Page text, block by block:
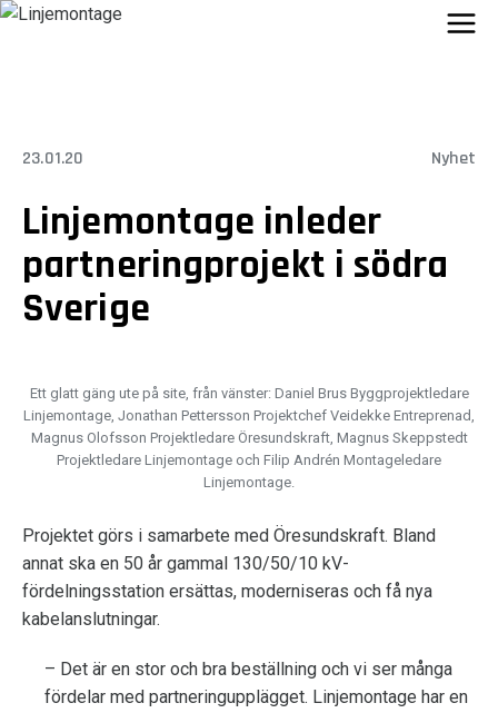
Skip
23.01.20 Nyhet
Linjemontage inleder
partneringprojekt i södra
Sverige
Ett glatt gäng ute på site, från vänster: Daniel Brus Byggprojektledare
Linjemontage, Jonathan Pettersson Projektchef Veidekke Entreprenad,
Magnus Olofsson Projektledare Öresundskraft, Magnus Skeppstedt
Projektledare Linjemontage och Filip Andrén Montageledare
Linjemontage.
Projektet görs i samarbete med Öresundskraft. Bland
annat ska en 50 år gammal 130/50/10 kV-
fördelningsstation ersättas, moderniseras och få nya
kabelanslutningar.
– Det är en stor och bra beställning och vi ser många
fördelar med partneringupplägget. Linjemontage har en